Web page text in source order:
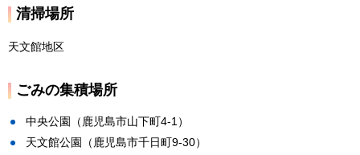
清掃場所
天文館地区
ごみの集積場所
中央公園（鹿児島市山下町4-1）
天文館公園（鹿児島市千日町9-30）